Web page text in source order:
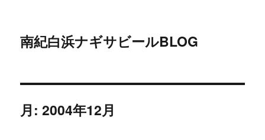
南紀白浜ナギサビールBLOG
月:2004年12月